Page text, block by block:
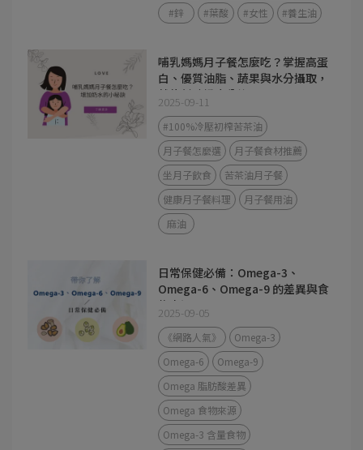
#鋅
#葉酸 #女性 #養生油
哺乳媽媽月子餐怎麼吃？掌握高蛋
白、優質油脂、蔬果與水分攝取，
就能幫助奶水分泌。
2025-09-11
#100%冷壓初榨苦茶油
月子餐怎麼選
月子餐食材推薦
坐月子飲食
苦茶油月子餐
健康月子餐料理
月子餐用油
麻油
日常保健必備：Omega-3、
Omega-6、Omega-9 的差異與食
物來源
2025-09-05
《網路人氣》
Omega-3
Omega-6
Omega-9
Omega 脂肪酸差異
Omega 食物來源
Omega-3 含量食物